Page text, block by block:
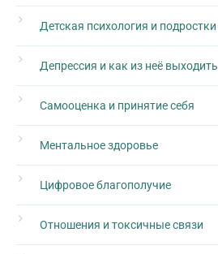
Детская психология и подростки
Депрессия и как из неё выходить
Самооценка и принятие себя
Ментальное здоровье
Цифровое благополучие
Отношения и токсичные связи